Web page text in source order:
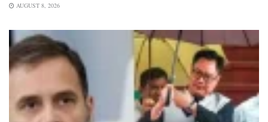
AUGUST 8, 2026